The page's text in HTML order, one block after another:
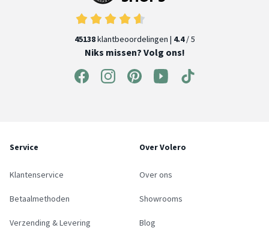
45138klantbeoordelingen | 4.4/ 5
Niks missen? Volg ons!
Service
Klantenservice
Betaalmethoden
Verzending & Levering
Over Volero
Over ons
Showrooms
Blog